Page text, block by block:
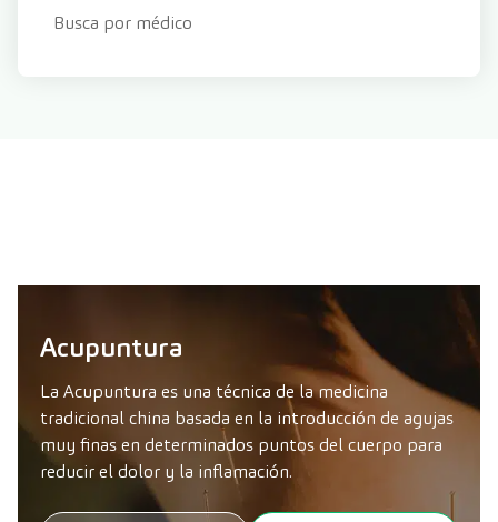
Busca por médico
Acupuntura
La Acupuntura es una técnica de la medicina
tradicional china basada en la introducción de agujas
muy finas en determinados puntos del cuerpo para
reducir el dolor y la inflamación.